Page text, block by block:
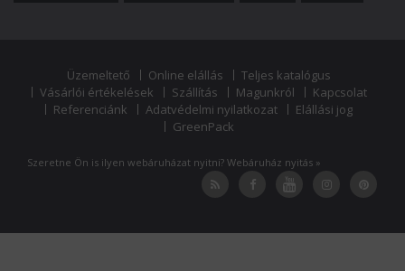
Üzemeltető Online elállás
Teljes katalógus
Vásárlói értékelések
Szállítás Magunkról
Kapcsolat
Referenciánk
Adatvédelmi nyilatkozat
Elállási jog
GreenPack
Szeretne Ön is ilyen webáruházat nyitni? Webáruház nyitás »